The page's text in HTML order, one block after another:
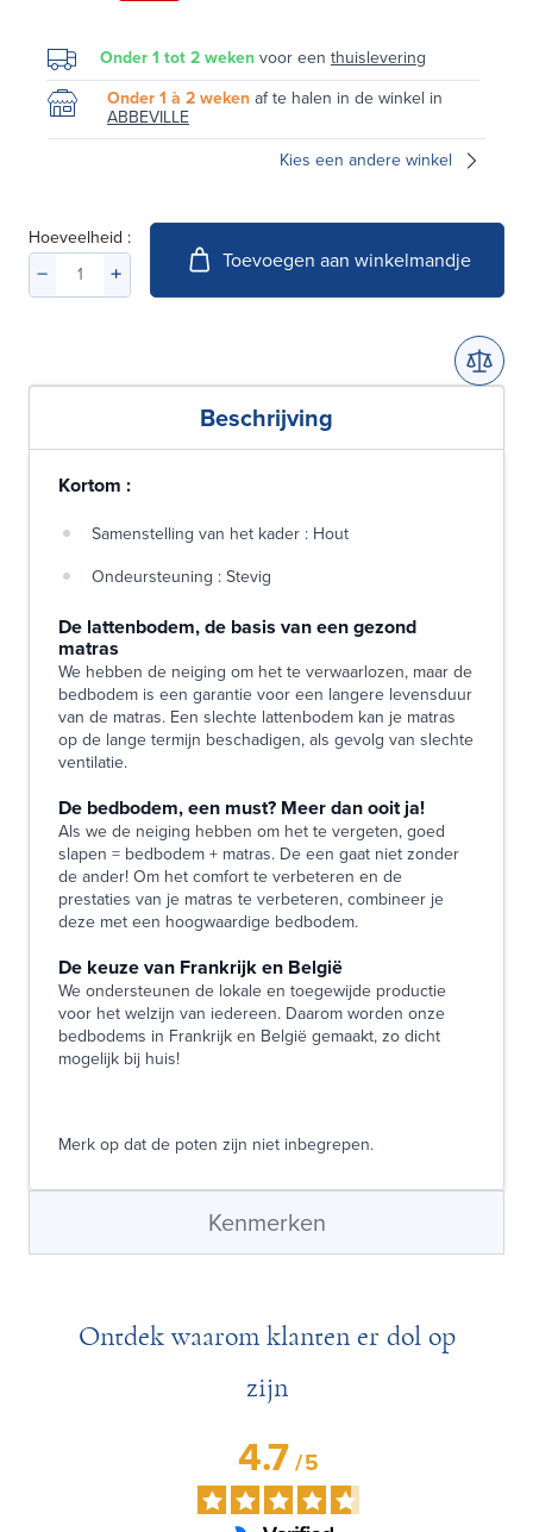
Onder 1 tot 2 wekenvoor een thuislevering
Onder 1 à 2 wekenaf te halen in de winkel in
ABBEVILLE
Kies een andere winkel
Hoeveelheid :
Toevoegen aan winkelmandje
Beschrijving
Kortom :
Samenstelling van het kader : Hout
Ondeursteuning : Stevig
De lattenbodem, de basis van een gezond
matras
We hebben de neiging om het te verwaarlozen, maar de
bedbodem is een garantie voor een langere levensduur
van de matras. Een slechte lattenbodem kan je matras
op de lange termijn beschadigen, als gevolg van slechte
ventilatie.
De bedbodem, een must? Meer dan ooit ja!
Als we de neiging hebben om het te vergeten, goed
slapen = bedbodem + matras. De een gaat niet zonder
de ander! Om het comfort te verbeteren en de
prestaties van je matras te verbeteren, combineer je
deze met een hoogwaardige bedbodem.
De keuze van Frankrijk en België
We ondersteunen de lokale en toegewijde productie
voor het welzijn van iedereen. Daarom worden onze
bedbodems in Frankrijk en België gemaakt, zo dicht
mogelijk bij huis!
Merk op dat de poten zijn niet inbegrepen.
Kenmerken
Ontdek waarom klanten er dol op
zijn
4.7/5